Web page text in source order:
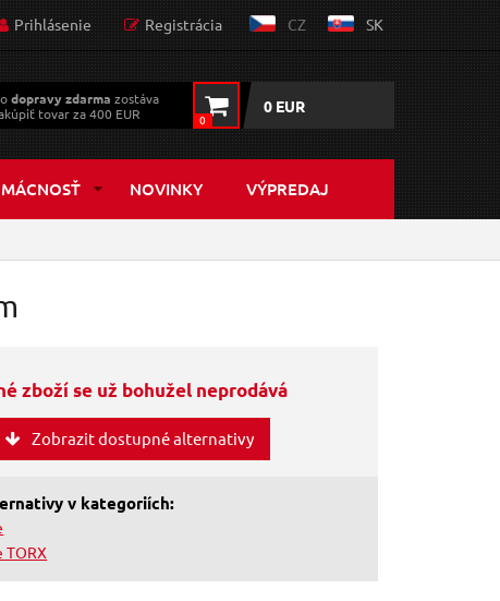
Prihlásenie Registrácia CZ SK
dopravy zdarma zostáva
tovar za 400 EUR
0
0 EUR
NOVINKY VÝPREDAJ
zboží se už bohužel neprodává
Zobrazit dostupné alternativy
v kategoriích:
TORX